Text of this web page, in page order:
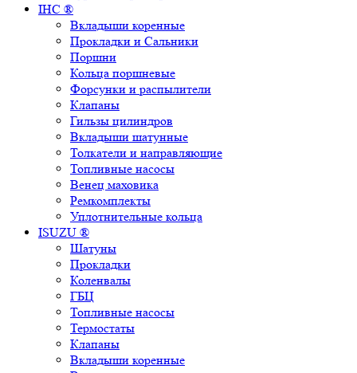
IHC ®
Вкладыши коренные
Прокладки и Сальники
Поршни
Кольца поршневые
Форсунки и распылители
Клапаны
Гильзы цилиндров
Вкладыши шатунные
Толкатели и направляющие
Топливные насосы
Венец маховика
Ремкомплекты
Уплотнительные кольца
ISUZU ®
Шатуны
Прокладки
Коленвалы
ГБЦ
Топливные насосы
Термостаты
Клапаны
Вкладыши коренные